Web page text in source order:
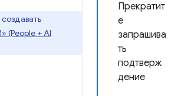
Прекратит
е
запрашива
ть
подтверж
дение
(People + AI